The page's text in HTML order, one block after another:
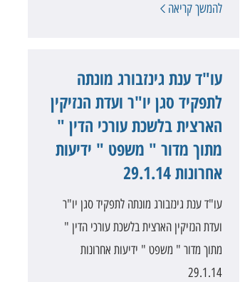
להמשך קריאה
עו"ד ענת גינזבורג מונתה
לתפקיד סגן יו"ר ועדת הנזיקין
הארצית בלשכת עורכי הדין "
מתוך מדור " משפט " ידיעות
אחרונות 29.1.14
עו"ד ענת גינזבורג מונתה לתפקיד סגן יו"ר
ועדת הנזיקין הארצית בלשכת עורכי הדין "
מתוך מדור " משפט " ידיעות אחרונות
29.1.14